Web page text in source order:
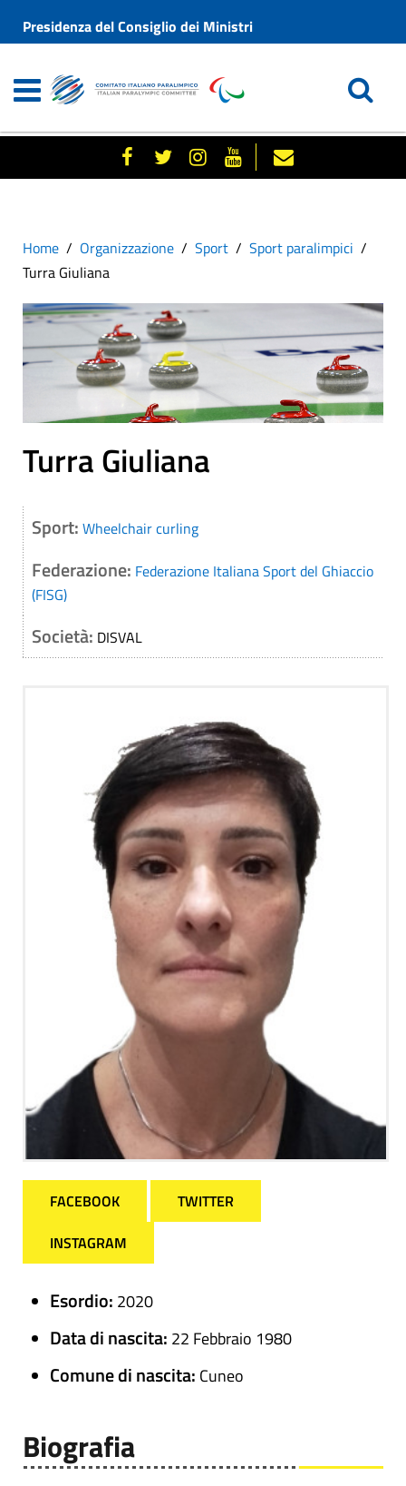
Presidenza del Consiglio dei Ministri
Home Organizzazione Sport
Sport paralimpici
Turra Giuliana
Turra Giuliana
Sport: Wheelchair curling
Federazione: Federazione Italiana Sport del Ghiaccio
(FISG)
Società: DISVAL
FACEBOOK
TWITTER
INSTAGRAM
Esordio: 2020
Data di nascita: 22 Febbraio 1980
Comune di nascita: Cuneo
Biografia